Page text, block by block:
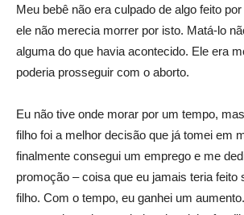
Meu bebê não era culpado de algo feito
ele não merecia morrer por isto. Matá-lo
alguma do que havia acontecido. Ele era
poderia prosseguir com o aborto.
Eu não tive onde morar por um tempo,
filho foi a melhor decisão que já tomei em
finalmente consegui um emprego e me
promoção – coisa que eu jamais teria feito
filho. Com o tempo, eu ganhei um